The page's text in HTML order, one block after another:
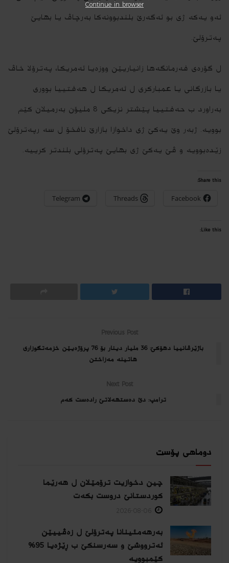
ئه‌و یه‌كه‌ ژى بو ئه‌گه‌رێ بلندبوونه‌كا به‌رچاڤ یا بهایێ
په‌ترۆلێ.
ل گۆره‌ى فه‌رمانگه‌ها زانیاریێن ووزه‌یا ئه‌مریكا، په‌ترۆلا خاڤ
یا بازرگانى یا عمباركرى ل ئه‌مریكا ل هه‌فتییا بوورى
به‌راورد ب حه‌فتییا پێشتر نزیكى 8 ملیۆن به‌رمیلان كێم
بوویه‌. ژبه‌ر وێ یه‌كێ ژى داخوازا بازارێ نافخۆ ل سه‌ رپه‌ترۆلێ
زێده‌بوویه‌ و ڤێ یه‌كێ ژی بهایێ په‌ترۆلی بلندتر كرییه‌.
Share this:
Facebook
Threads
Telegram
Like this:
Previous Post
باژێرڤانییا دهۆكێ: 36 ملیار دینار بۆ 76 پرۆژەیێن خزمەتگوزاری
ھاتینە مه‌زاختن
Next Post
ترامپ: دێ ده‌ستهه‌لاتێ راده‌ست كه‌م
دوماهی پۆست
چین دخوازیت ترۆمێلان ل هەرێما
كوردستانێ دروست بكەت
بەرهەمئینانا په‌ترۆلێ ل زه‌ڤییێن
ئەترووشێ و سەرسنكێ ب ڕێژەیا 95%
كێمبوویە
Continue in browser